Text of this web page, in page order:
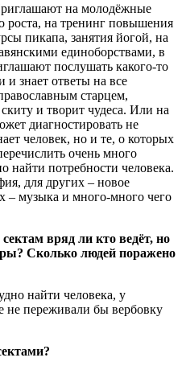
на молодёжные
роста, на тренинг повышения
пикапа, занятия йогой, на
единоборствами, в
послушать какого-то
знает ответы на все
старцем,
и творит чудеса. Или на
диагностировать не
человек, но и те, о которых
очень много
найти потребности человека.
для других – новое
– музыка и много-много чего
вряд ли кто ведёт, но
Сколько людей поражено
найти человека, у
не переживали бы вербовку